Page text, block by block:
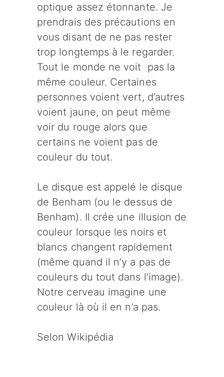
optique assez étonnante. Je
prendrais des précautions en
vous disant de ne pas rester
trop longtemps à le regarder.
Tout le monde ne voit pas la
même couleur. Certaines
personnes voient vert, d’autres
voient jaune, on peut même
voir du rouge alors que
certains ne voient pas de
couleur du tout.
Le disque est appelé le disque
de Benham (ou le dessus de
Benham). Il crée une illusion de
couleur lorsque les noirs et
blancs changent rapidement
(même quand il n’y a pas de
couleurs du tout dans l’image).
Notre cerveau imagine une
couleur là où il en n’a pas.
Selon Wikipédia